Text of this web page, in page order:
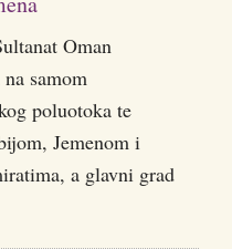
Oman
samom
poluotoka te
Jemenom i
a glavni grad